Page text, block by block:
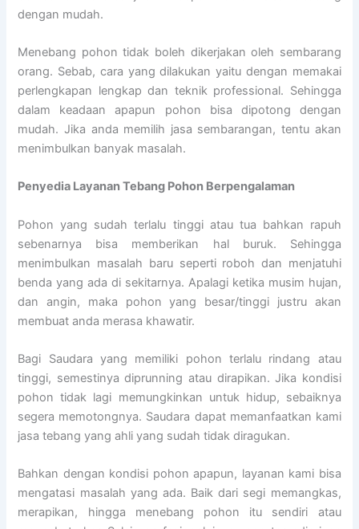
dengan mudah.
Menebang pohon tidak boleh dikerjakan oleh sembarang
orang. Sebab, cara yang dilakukan yaitu dengan memakai
perlengkapan lengkap dan teknik professional. Sehingga
dalam keadaan apapun pohon bisa dipotong dengan
mudah. Jika anda memilih jasa sembarangan, tentu akan
menimbulkan banyak masalah.
Penyedia Layanan Tebang Pohon Berpengalaman
Pohon yang sudah terlalu tinggi atau tua bahkan rapuh
sebenarnya bisa memberikan hal buruk. Sehingga
menimbulkan masalah baru seperti roboh dan menjatuhi
benda yang ada di sekitarnya. Apalagi ketika musim hujan,
dan angin, maka pohon yang besar/tinggi justru akan
membuat anda merasa khawatir.
Bagi Saudara yang memiliki pohon terlalu rindang atau
tinggi, semestinya diprunning atau dirapikan. Jika kondisi
pohon tidak lagi memungkinkan untuk hidup, sebaiknya
segera memotongnya. Saudara dapat memanfaatkan kami
jasa tebang yang ahli yang sudah tidak diragukan.
Bahkan dengan kondisi pohon apapun, layanan kami bisa
mengatasi masalah yang ada. Baik dari segi memangkas,
merapikan, hingga menebang pohon itu sendiri atau